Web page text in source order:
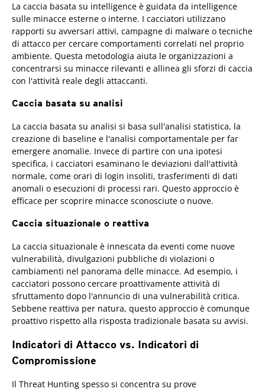
La caccia basata su intelligence è guidata da intelligence
sulle minacce esterne o interne. I cacciatori utilizzano
rapporti su avversari attivi, campagne di malware o tecniche
di attacco per cercare comportamenti correlati nel proprio
ambiente. Questa metodologia aiuta le organizzazioni a
concentrarsi su minacce rilevanti e allinea gli sforzi di caccia
con l'attività reale degli attaccanti.
Caccia basata su analisi
La caccia basata su analisi si basa sull'analisi statistica, la
creazione di baseline e l'analisi comportamentale per far
emergere anomalie. Invece di partire con una ipotesi
specifica, i cacciatori esaminano le deviazioni dall'attività
normale, come orari di login insoliti, trasferimenti di dati
anomali o esecuzioni di processi rari. Questo approccio è
efficace per scoprire minacce sconosciute o nuove.
Caccia situazionale o reattiva
La caccia situazionale è innescata da eventi come nuove
vulnerabilità, divulgazioni pubbliche di violazioni o
cambiamenti nel panorama delle minacce. Ad esempio, i
cacciatori possono cercare proattivamente attività di
sfruttamento dopo l'annuncio di una vulnerabilità critica.
Sebbene reattiva per natura, questo approccio è comunque
proattivo rispetto alla risposta tradizionale basata su avvisi.
Indicatori di Attacco vs. Indicatori di
Compromissione
Il Threat Hunting spesso si concentra su prove